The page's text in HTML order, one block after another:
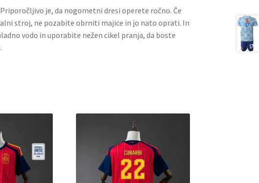
je, da nogometni dresi operete ročno. Če
stroj, ne pozabite obrniti majice in jo nato oprati. In
vodo in uporabite nežen cikel pranja, da boste